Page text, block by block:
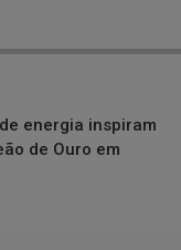
energia inspiram
de Ouro em